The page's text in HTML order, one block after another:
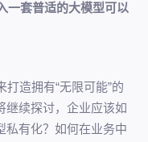
一套普适的大模型可以
造拥有“无限可能”的
继续探讨，企业应该如
私有化？如何在业务中